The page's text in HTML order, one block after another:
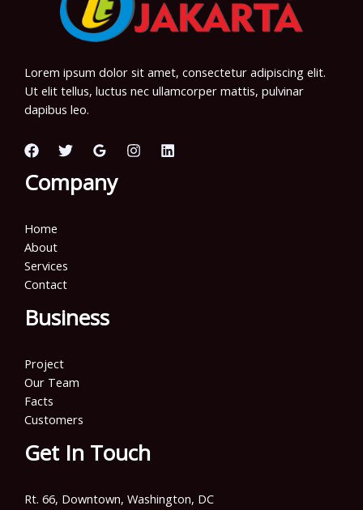
Lorem ipsum dolor sit amet, consectetur adipiscing elit.
Ut elit tellus, luctus nec ullamcorper mattis, pulvinar
dapibus leo.
Company
Home
About
Services
Contact
Business
Project
Our Team
Facts
Customers
Get In Touch
Rt. 66, Downtown, Washington, DC